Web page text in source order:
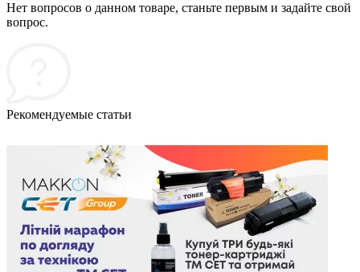
Нет вопросов о данном товаре, станьте первым и задайте свой
вопрос.
Рекомендуемые статьи